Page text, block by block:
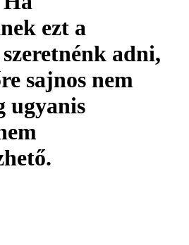
ezt a
adni,
sajnos nem
ugyanis
.